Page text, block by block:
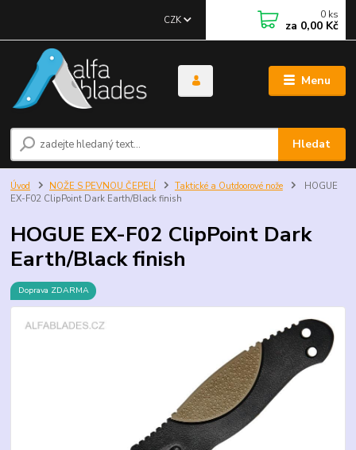
Menu
CZK
Hledat
0 ks
za 0,00 Kč
Úvod NOŽE S PEVNOU ČEPELÍ Taktické a Outdoorové nože
HOGUE
EX-F02 ClipPoint Dark Earth/Black finish
HOGUE EX-F02 ClipPoint Dark
Earth/Black finish
Doprava ZDARMA